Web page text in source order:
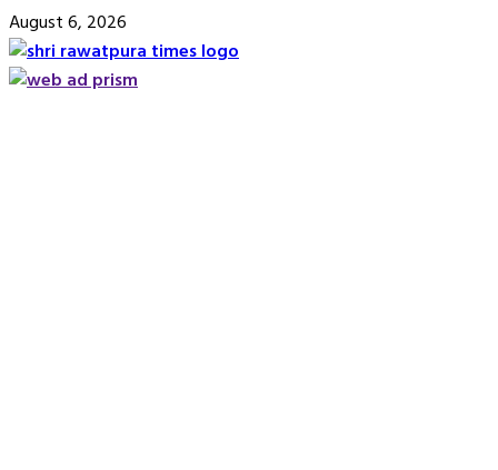
Skip
to
content
August 6, 2026